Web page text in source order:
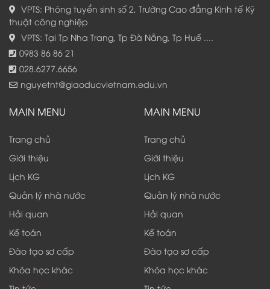
VPTS: Phòng tuyển sinh số 2, Trường Cao đẳng Kinh tế Kỹ
thuật công nghiệp
VPTS: Tại Tp Nha Trang, Tp Đà Nẵng, Tp Huế ....
0983 86 86 21
028.6277.6656
nguyetnt@giaoducvietnam.edu.vn
MAIN MENU
Trang chủ
Giới thiệu
Lịch KG
Quản lý nhà nước
Hải quan
Kế toán
Đào tạo sơ cấp
Khóa học khác
MAIN MENU
Trang chủ
Giới thiệu
Lịch KG
Quản lý nhà nước
Hải quan
Kế toán
Đào tạo sơ cấp
Khóa học khác